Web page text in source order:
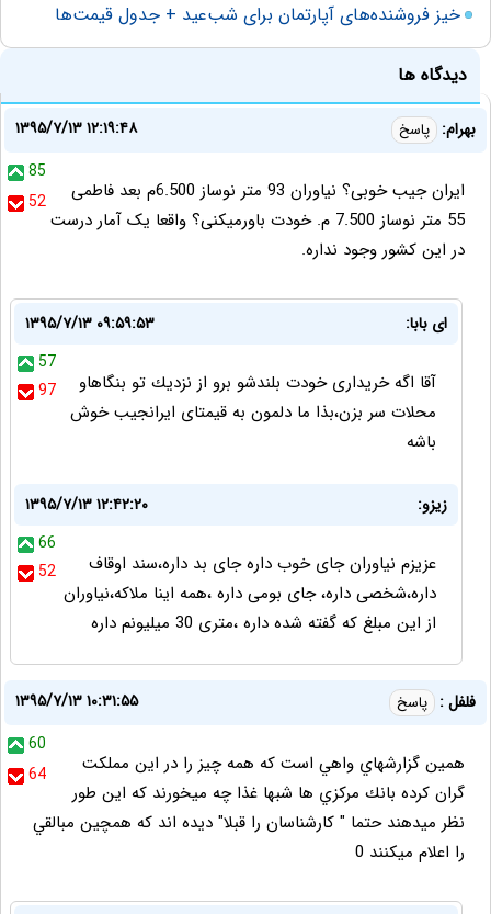
خیز فروشنده‌های آپارتمان برای شب‌عید + جدول قیمت‌ها
دیدگاه ها
بهرام: پاسخ
۱۳۹۵/۷/۱۳ ۱۲:۱۹:۴۸
85
52
ایران جیب خوبی؟ نیاوران 93 متر نوساز 6.500م بعد فاطمی
55 متر نوساز 7.500 م. خودت باورمیکنی؟ واقعا یک آمار درست
در این کشور وجود نداره.
اى بابا:
۱۳۹۵/۷/۱۳ ۰۹:۵۹:۵۳
57
97
آقا اگه خريدارى خودت بلندشو برو از نزديك تو بنگاهاو
محلات سر بزن،بذا ما دلمون به قيمتاى ايرانجيب خوش
باشه
زیزو:
۱۳۹۵/۷/۱۳ ۱۲:۴۲:۲۰
66
52
عزیزم نیاوران جای خوب داره جای بد داره،سند اوقاف
داره،شخصی داره، جای بومی داره ،همه اینا ملاکه،نیاوران
از این مبلغ که گفته شده داره ،متری 30 میلیونم داره
فلفل : پاسخ
۱۳۹۵/۷/۱۳ ۱۰:۳۱:۵۵
60
64
همين گزارشهاي واهي است كه همه چيز را در اين مملكت
گران كرده بانك مركزي ها شبها غذا چه ميخورند كه اين طور
نظر ميدهند حتما " كارشناسان را قبلا" ديده اند كه همچين مبالقي
را اعلام ميكنند 0